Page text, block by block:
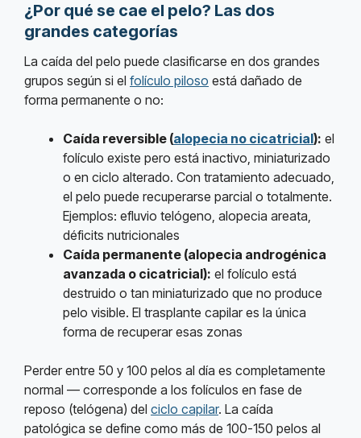
¿Por qué se cae el pelo? Las dos
grandes categorías
La caída del pelo puede clasificarse en dos grandes
grupos según si el folículo piloso está dañado de
forma permanente o no:
Caída reversible (alopecia no cicatricial): el
folículo existe pero está inactivo, miniaturizado
o en ciclo alterado. Con tratamiento adecuado,
el pelo puede recuperarse parcial o totalmente.
Ejemplos: efluvio telógeno, alopecia areata,
déficits nutricionales
Caída permanente (alopecia androgénica
avanzada o cicatricial): el folículo está
destruido o tan miniaturizado que no produce
pelo visible. El trasplante capilar es la única
forma de recuperar esas zonas
Perder entre 50 y 100 pelos al día es completamente
normal — corresponde a los folículos en fase de
reposo (telógena) del ciclo capilar. La caída
patológica se define como más de 100-150 pelos al